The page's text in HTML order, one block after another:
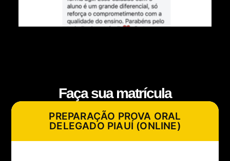
Faça sua matrícula
PREPARAÇÃO PROVA ORAL
DELEGADO PIAUÍ (ONLINE)